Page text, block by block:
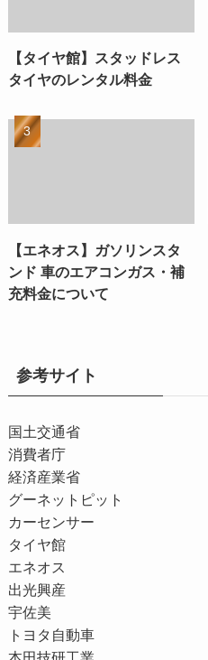
【タイヤ館】スタッドレス
タイヤのレンタル料金
【エネオス】ガソリンスタ
ンド 車のエアコンガス・補
充料金について
参考サイト
国土交通省
消費者庁
経済産業省
グーネットピット
カーセンサー
タイヤ館
エネオス
出光興産
宇佐美
トヨタ自動車